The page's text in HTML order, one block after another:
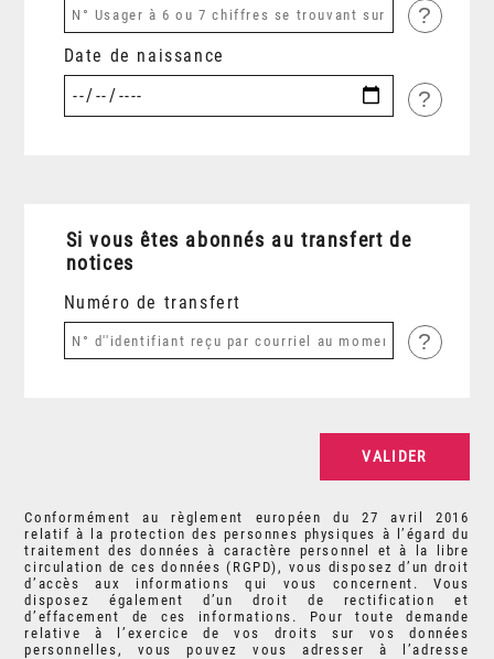
?
Date de naissance
?
Si vous êtes abonnés au transfert de
notices
Numéro de transfert
?
Conformément au règlement européen du 27 avril 2016
relatif à la protection des personnes physiques à l’égard du
traitement des données à caractère personnel et à la libre
circulation de ces données (RGPD), vous disposez d’un droit
d’accès aux informations qui vous concernent. Vous
disposez également d’un droit de rectification et
d’effacement de ces informations. Pour toute demande
relative à l’exercice de vos droits sur vos données
personnelles, vous pouvez vous adresser à l’adresse